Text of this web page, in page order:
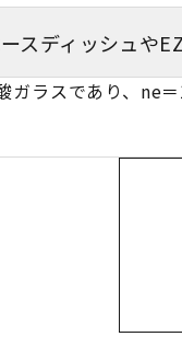
スディッシュや
ガラスであり、ne